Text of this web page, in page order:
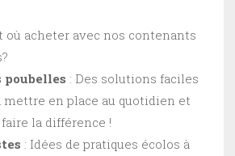
où acheter avec nos contenants
poubelles : Des solutions faciles
mettre en place au quotidien et
la différence !
: Idées de pratiques écolos à